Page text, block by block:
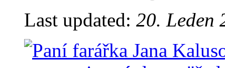
Last updated: 20. Leden